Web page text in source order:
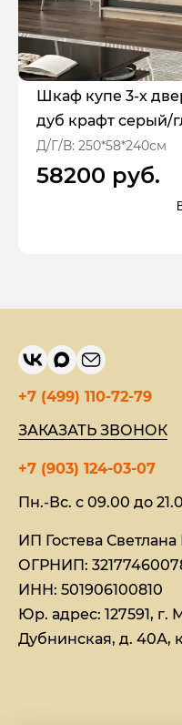
Шкаф купе 3-х
дуб крафт серый/
Д/Г/В: 250*58*240см
58200 руб.
+7 (499) 110-72-79
ЗАКАЗАТЬ ЗВОНОК
+7 (903) 124-03-07
Пн.-Вс. с 09.00 до
ИП Гостева
ОГРНИП:
ИНН: 501906100810
Юр. адрес: 127591, г.
Дубнинская, д. 40А,